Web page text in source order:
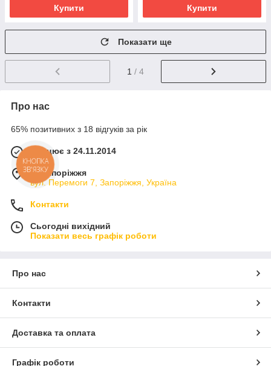
Купити Купити
Показати ще
1 / 4
Про нас
65% позитивних з 18 відгуків за рік
Працює з 24.11.2014
м. Запоріжжя
вул. Перемоги 7, Запоріжжя, Україна
Контакти
Сьогодні вихідний
Показати весь графік роботи
Про нас
Контакти
Доставка та оплата
Графік роботи
КНОПКА
ЗВ'ЯЗКУ